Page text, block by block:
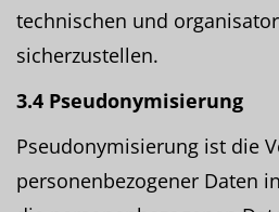
technischen und
sicherzustellen.
3.4 Pseudonymisierung
Pseudonymisierung ist die
personenbezogener Daten